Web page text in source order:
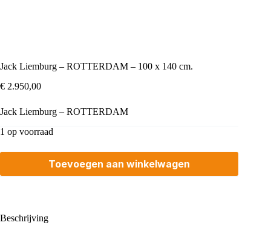
Jack Liemburg – ROTTERDAM – 100 x 140 cm.
€ 2.950,00
Jack Liemburg – ROTTERDAM
1 op voorraad
Toevoegen aan winkelwagen
Beschrijving